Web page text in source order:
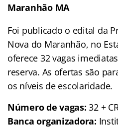
Maranhão MA
Foi publicado o edital da
Nova do Maranhão, no
oferece 32 vagas
reserva. As ofertas são
os níveis de escolaridade.
Número de vagas:32 +
Banca organizadora: